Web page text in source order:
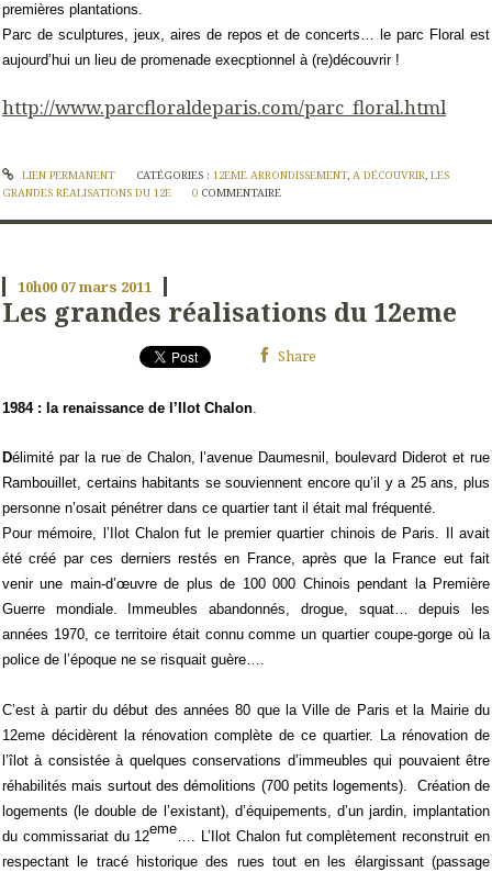
premières plantations.
Parc de sculptures, jeux, aires de repos et de concerts… le parc Floral est
aujourd’hui un lieu de promenade execptionnel à (re)découvrir !
http://www.parcfloraldeparis.com/parc_floral.html
LIEN PERMANENT CATÉGORIES : 12EME ARRONDISSEMENT, A DÉCOUVRIR LES
GRANDES RÉALISATIONS DU 12E
0 COMMENTAIRE
10h00 07mars 2011
Les grandes réalisations du 12eme
Share
1984 : la renaissance de l’Ilot Chalon.
Délimité par la rue de Chalon, l’avenue Daumesnil, boulevard Diderot et rue
Rambouillet, certains habitants se souviennent encore qu’il y a 25 ans, plus
personne n’osait pénétrer dans ce quartier tant il était mal fréquenté.
Pour mémoire, l’Ilot Chalon fut le premier quartier chinois de Paris. Il avait
été créé par ces derniers restés en France, après que la France eut fait
venir une main-d’œuvre de plus de 100 000 Chinois pendant la Première
Guerre mondiale. Immeubles abandonnés, drogue, squat… depuis les
années 1970, ce territoire était connu comme un quartier coupe-gorge où la
police de l’époque ne se risquait guère….
C’est à partir du début des années 80 que la Ville de Paris et la Mairie du
12eme décidèrent la rénovation complète de ce quartier. La rénovation de
l’îlot à consistée à quelques conservations d’immeubles qui pouvaient être
réhabilités mais surtout des démolitions (700 petits logements).
Création de
logements (le double de l’existant), d’équipements, d’un jardin, implantation
du commissariat du 12eme …. L’Ilot Chalon fut complètement reconstruit en
respectant le tracé historique des rues tout en les élargissant (passage